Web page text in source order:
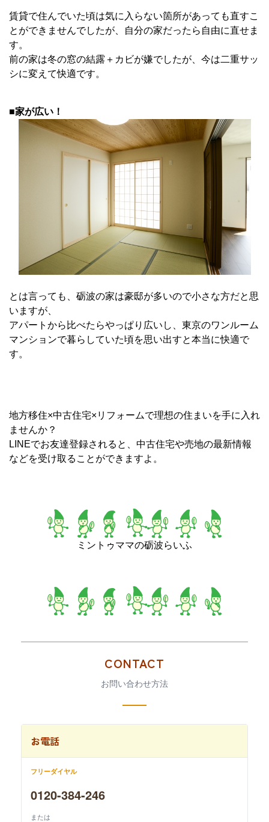
賃貸で住んでいた頃は気に入らない箇所があっても直すこ
とができませんでしたが、自分の家だったら自由に直せま
す。
前の家は冬の窓の結露＋カビが嫌でしたが、今は二重サッ
シに変えて快適です。
■家が広い！
とは言っても、砺波の家は豪邸が多いので小さな方だと思
いますが、
アパートから比べたらやっぱり広いし、東京のワンルーム
マンションで暮らしていた頃を思い出すと本当に快適で
す。
地方移住×中古住宅×リフォームで理想の住まいを手に入れ
ませんか？
LINEでお友達登録されると、中古住宅や売地の最新情報
などを受け取ることができますよ。
ミントゥママの砺波らいふ
CONTACT
お問い合わせ方法
お電話
フリーダイヤル
0120-384-246
または